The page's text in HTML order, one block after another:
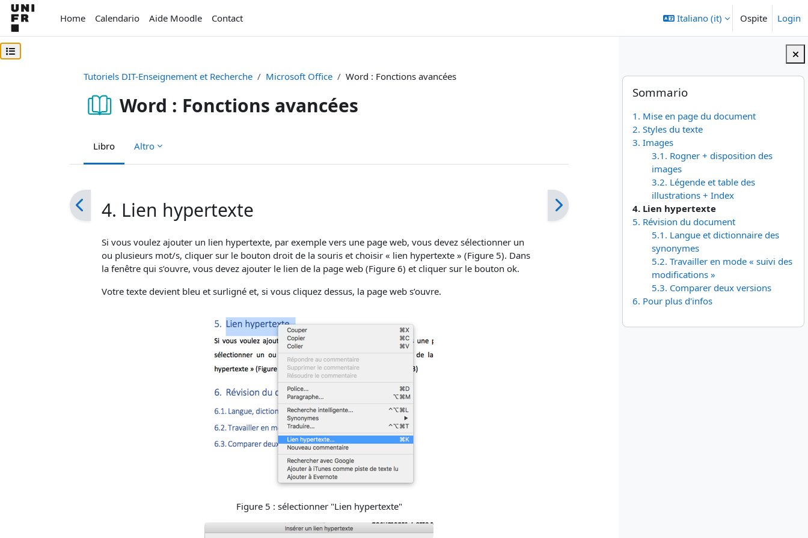
Vai al contenuto principale
Home
Calendario Aide Moodle Contact Italiano ‎(it)‎ Ospite Login
Blocchi
Salta Sommario
Sommario
1. Mise en page du document
2. Styles du texte
3. Images
3.1. Rogner + disposition des
images
3.2. Légende et table des
illustrations + Index
4. Lien hypertexte
5. Révision du document
5.1. Langue et dictionnaire des
synonymes
5.2. Travailler en mode « suivi des
modifications »
5.3. Comparer deux versions
6. Pour plus d'infos
Apri indice del corso
Tutoriels DIT-Enseignement et Recherche Microsoft Office Word : Fonctions avancées
Word : Fonctions avancées
Libro Altro
4. Lien hypertexte
Si vous voulez ajouter un lien hypertexte, par exemple vers une page web, vous devez sélectionner un
ou plusieurs mot/s, cliquer sur le bouton droit de la souris et choisir « lien hypertexte » (Figure 5). Dans
la fenêtre qui s’ouvre, vous devez ajouter le lien de la page web (Figure 6) et cliquer sur le bouton ok.
Votre texte devient bleu et surligné et, si vous cliquez dessus, la page web s’ouvre.
Figure 5 : sélectionner "Lien hypertexte"